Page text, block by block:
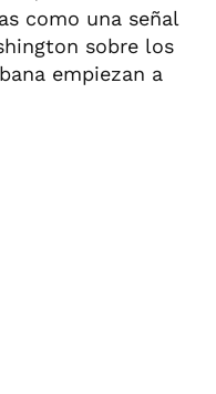
como una señal
sobre los
empiezan a